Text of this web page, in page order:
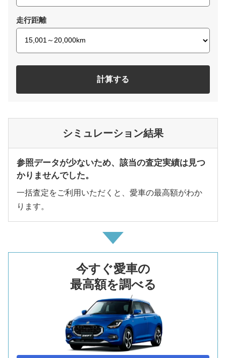
走行距離
計算する
シミュレーション結果
参照データが少ないため、該当の査定実績は見つ
かりませんでした。
一括査定をご利用いただくと、愛車の最高額がわか
ります。
今すぐ愛車の
最高額を調べる